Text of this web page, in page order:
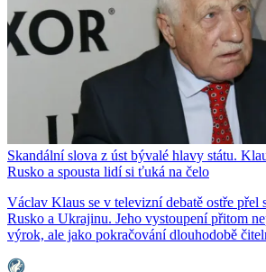
Skandální slova z úst bývalé hlavy státu.
Rusko a spousta lidí si ťuká na čelo
Václav Klaus se v televizní debatě ostře přel
Rusko a Ukrajinu. Jeho vystoupení přitom
výrok, ale jako pokračování dlouhodobě